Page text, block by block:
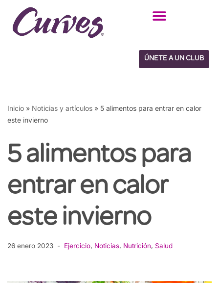
Saltar
ÚNETE A UN CLUB
Inicio » Noticias y artículos » 5 alimentos para entrar en calor
este invierno
5 alimentos para
entrar en calor
este invierno
26 enero 2023 Ejercicio, Noticias, Nutrición, Salud